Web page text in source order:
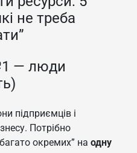
не треба
— люди
підприємців і
Потрібно
окремих” на одну